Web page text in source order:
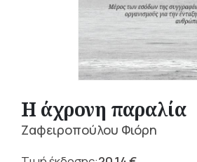
Η άχρονη παραλία
Ζαφειροπούλου Φιόρη